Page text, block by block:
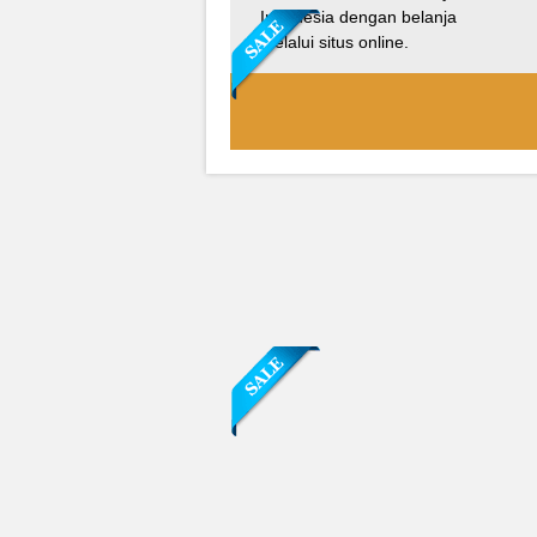
Indonesia dengan belanja
melalui situs online.